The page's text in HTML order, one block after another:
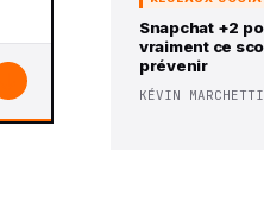
Snapchat +2
vraiment ce
prévenir
KÉVIN